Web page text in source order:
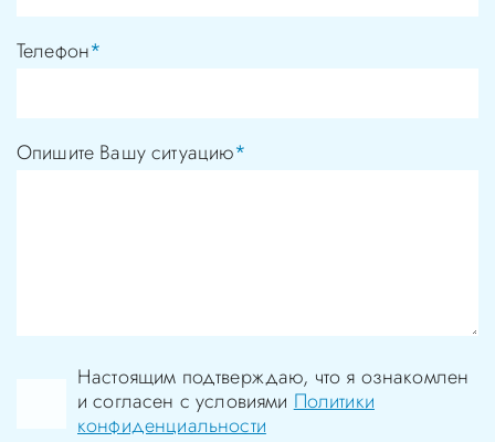
Телефон*
Опишите Вашу ситуацию*
Настоящим подтверждаю, что я ознакомлен
и согласен с условиямиПолитики
конфиденциальности